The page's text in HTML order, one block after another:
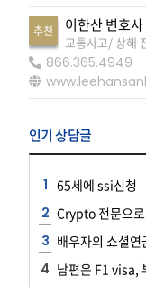
추천 이한산 변호사
교통사고/ 상해
866.365.4949
인기 상담글
65세에 ssi신청
Crypto 전문으로
배우자의 쇼셜연
남편은 F1 visa, 부인